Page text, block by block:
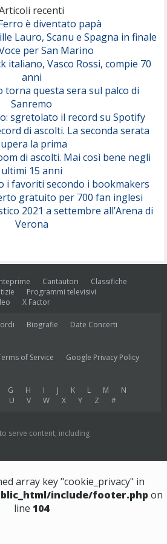
recenti
è diventato papà
Lauro, Scanu e Spagna in finale
per San Marino
italiano, Vasco Rossi, compie 70
anni
torna questa sera sul palco di
Sanremo
sgretolato il record su Spotify
di ascolti. La seconda serata
la prima
di ascolti. Mai così bene negli
ultimi 15 anni
i favoriti secondo i bookmakers
gratuito per 700 fan inglesi
2021 a settembre all’Arena di
Verona
Cantautori
Classifiche
Programmi televisivi
X Factor
Biografie
Date Concerti
of Service
Google Privacy Policy
G H I J K L M
N
U V W X Y Z #
serve content, including
array key "cookie_privacy" in
include/footer.php on
line 104